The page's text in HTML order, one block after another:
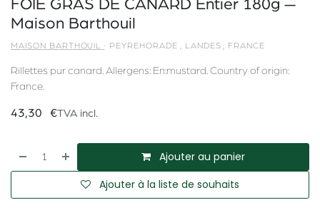
FOIE GRAS DE CANARD Entier 180g —
Maison Barthouil
MAISON BARTHOUIL · PEYREHORADE LANDES FRANCE
Rillettes pur canard. Allergens: En:mustard. Country of origin:
France.
43,30 €TVA incl.
Ajouter au panier
Ajouter à la liste de souhaits